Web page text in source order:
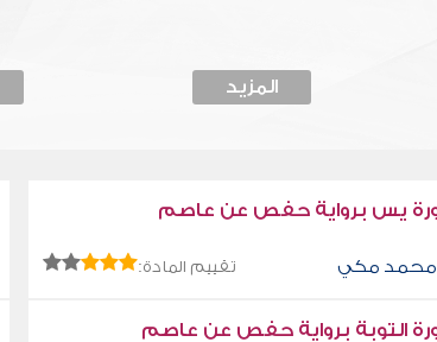
المزيد
يس برواية حفص عن عاصم
محمد مكي تقييم المادة:
التوبة برواية حفص عن عاصم